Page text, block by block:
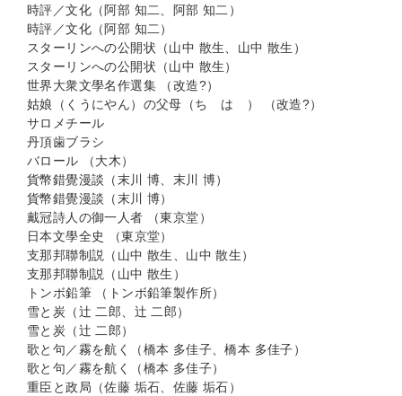
時評／文化（阿部 知二、阿部 知二）
時評／文化（阿部 知二）
スターリンへの公開状（山中 散生、山中 散生）
スターリンへの公開状（山中 散生）
世界大衆文學名作選集 （改造?）
姑娘（くうにやん）の父母（ちゝはゝ） （改造?）
サロメチール
丹頂歯ブラシ
バロール （大木）
貨幣錯覺漫談（末川 博、末川 博）
貨幣錯覺漫談（末川 博）
戴冠詩人の御一人者 （東京堂）
日本文學全史 （東京堂）
支那邦聯制説（山中 散生、山中 散生）
支那邦聯制説（山中 散生）
トンボ鉛筆 （トンボ鉛筆製作所）
雪と炭（辻 二郎、辻 二郎）
雪と炭（辻 二郎）
歌と句／霧を航く（橋本 多佳子、橋本 多佳子）
歌と句／霧を航く（橋本 多佳子）
重臣と政局（佐藤 垢石、佐藤 垢石）